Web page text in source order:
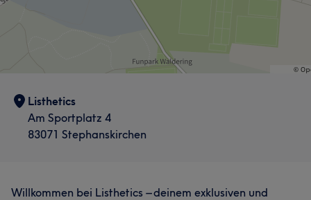
Listhetics
Am Sportplatz 4
83071 Stephanskirchen
Willkommen bei Listhetics – deinem exklusiven und